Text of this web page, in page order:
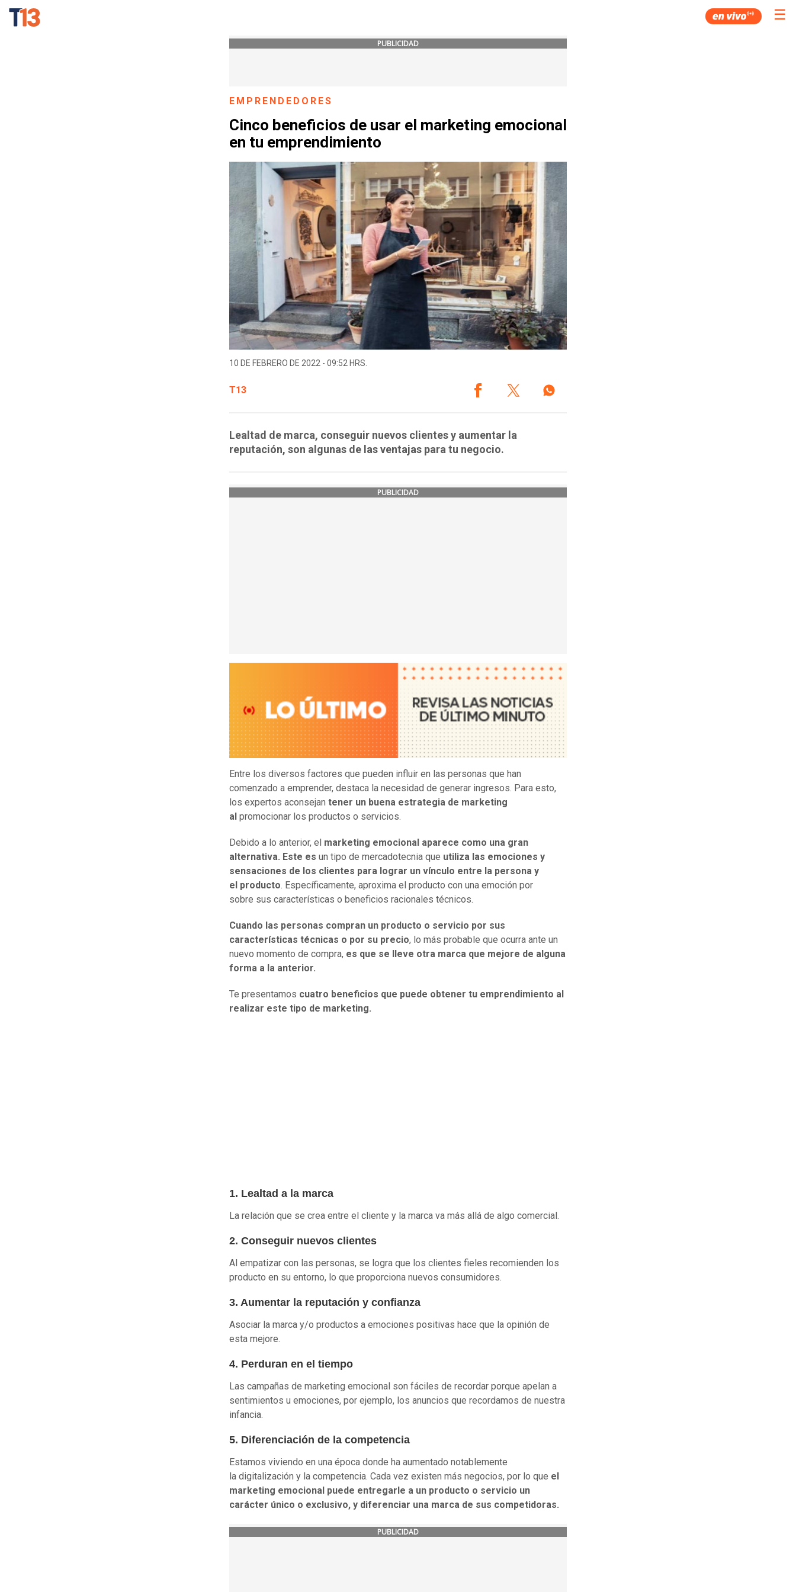
☰
PUBLICIDAD
EMPRENDEDORES
Cinco beneficios de usar el marketing emocional
en tu emprendimiento
10 DE FEBRERO DE 2022 - 09:52 HRS.
T13
Lealtad de marca, conseguir nuevos clientes y aumentar la
reputación, son algunas de las ventajas para tu negocio.
PUBLICIDAD
Entre los diversos factores que pueden influir en las personas que han
comenzado a emprender, destaca la necesidad de generar ingresos. Para esto,
los expertos aconsejan tener un buena estrategia de marketing
al promocionar los productos o servicios.
Debido a lo anterior, el marketing emocional aparece como una gran
alternativa. Este es un tipo de mercadotecnia que utiliza las emociones y
sensaciones de los clientes para lograr un vínculo entre la persona y
el producto. Específicamente, aproxima el producto con una emoción por
sobre sus características o beneficios racionales técnicos.
Cuando las personas compran un producto o servicio por sus
características técnicas o por su precio, lo más probable que ocurra ante un
nuevo momento de compra, es que se lleve otra marca que mejore de alguna
forma a la anterior.
Te presentamos cuatro beneficios que puede obtener tu emprendimiento al
realizar este tipo de marketing.
1. Lealtad a la marca
La relación que se crea entre el cliente y la marca va más allá de algo comercial.
2. Conseguir nuevos clientes
Al empatizar con las personas, se logra que los clientes fieles recomienden los
producto en su entorno, lo que proporciona nuevos consumidores.
3. Aumentar la reputación y confianza
Asociar la marca y/o productos a emociones positivas hace que la opinión de
esta mejore.
4. Perduran en el tiempo
Las campañas de marketing emocional son fáciles de recordar porque apelan a
sentimientos u emociones, por ejemplo, los anuncios que recordamos de nuestra
infancia.
5. Diferenciación de la competencia
Estamos viviendo en una época donde ha aumentado notablemente
la digitalización y la competencia. Cada vez existen más negocios, por lo que el
marketing emocional puede entregarle a un producto o servicio un
carácter único o exclusivo, y diferenciar una marca de sus competidoras.
PUBLICIDAD